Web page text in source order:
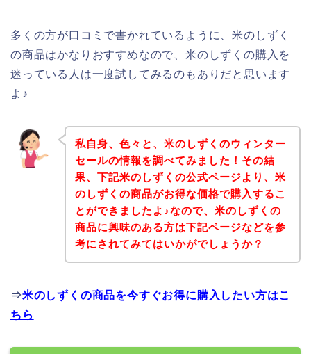
多くの方が口コミで書かれているように、米のしずく
の商品はかなりおすすめなので、米のしずくの購入を
迷っている人は一度試してみるのもありだと思います
よ♪
私自身、色々と、米のしずくのウィンター
セールの情報を調べてみました！その結
果、下記米のしずくの公式ページより、米
のしずくの商品がお得な価格で購入するこ
とができましたよ♪なので、米のしずくの
商品に興味のある方は下記ページなどを参
考にされてみてはいかがでしょうか？
⇒米のしずくの商品を今すぐお得に購入したい方はこ
ちら